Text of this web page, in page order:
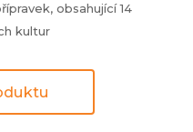
obsahující 14
kultur